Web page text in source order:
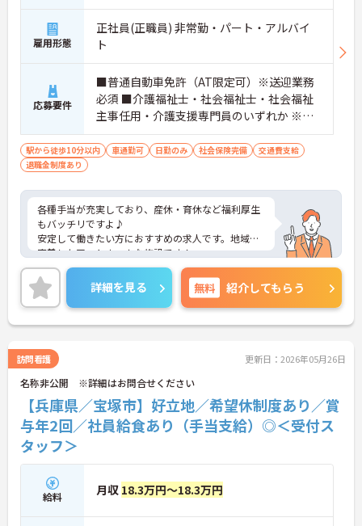
雇用形態
正社員(正職員) 非常勤・パート・アルバイ
ト
応募要件
■普通自動車免許（AT限定可）※送迎業務
必須 ■介護福祉士・社会福祉士・社会福祉
主事任用・介護支援専門員のいずれか ※非
常勤の方は週1日以上勤務できる方
駅から徒歩10分以内 車通勤可 日勤のみ 社会保険完備
交通費支給
退職金制度あり
各種手当が充実しており、産休・育休など福利厚生
もバッチリですよ♪
安定して働きたい方におすすめの求人です。地域に
密着したアットホームな施設です！
アットホームで居心地の良い職場なのですぐに馴染
めますよ♪
ご興味をお持ちの方はまずマイナビまでお問い合わ
せください！
詳細を見る 無料 紹介してもらう
訪問看護 更新日：2026年05月26日
名称非公開 ※詳細はお問合せください
【兵庫県／宝塚市】好立地／希望休制度あり／賞
与年2回／社員給食あり（手当支給）◎＜受付ス
タッフ＞
給料 月収 18.3万円～18.3万円